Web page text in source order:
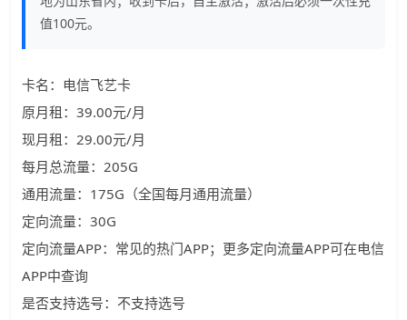
值100元。
卡名：电信飞艺卡
原月租：39.00元/月
现月租：29.00元/月
每月总流量：205G
通用流量：175G（全国每月通用流量）
定向流量：30G
定向流量APP：常见的热门APP；更多定向流量APP可在电信
APP中查询
是否支持选号：不支持选号